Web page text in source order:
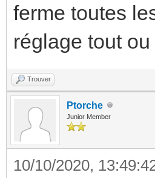
ferme toutes
réglage tout
Trouver
Ptorche
Junior Member
10/10/2020,